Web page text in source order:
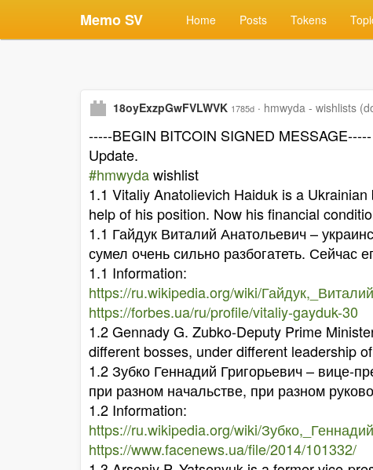
Memo SV Home Posts Tokens
18oyExzpGwFVLWVK 1785d · hmwyda - wishlists
-----BEGIN BITCOIN SIGNED MESSAGE-----
Update.
#hmwydawishlist
1.1 Vitaliy Anatolievich Haiduk is a
help of his position. Now his financial
1.1 Гайдук Виталий Анатольевич –
сумел очень сильно разбогатеть.
1.1 Information:
https://ru.wikipedia.org/wiki/
https://forbes.ua/ru/profile/vitaliy-gayduk-30
1.2 Gennady G. Zubko-Deputy Prime
different bosses, under different leadership
1.2 Зубко Геннадий Григорьевич – вице-
при разном начальстве, при разном
1.2 Information:
https://ru.wikipedia.org/wiki/
https://www.facenews.ua/file/2014/101332/